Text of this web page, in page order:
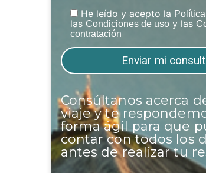
He leído y acepto la
lasCondiciones de uso y las
contratación
Consúltanos acerca
viaje y te
forma ágil para que
contar con todos los
antes de realizar tu